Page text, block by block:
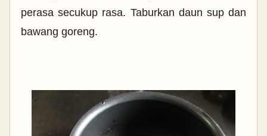
perasa secukup rasa. Taburkan daun sup dan
bawang goreng.